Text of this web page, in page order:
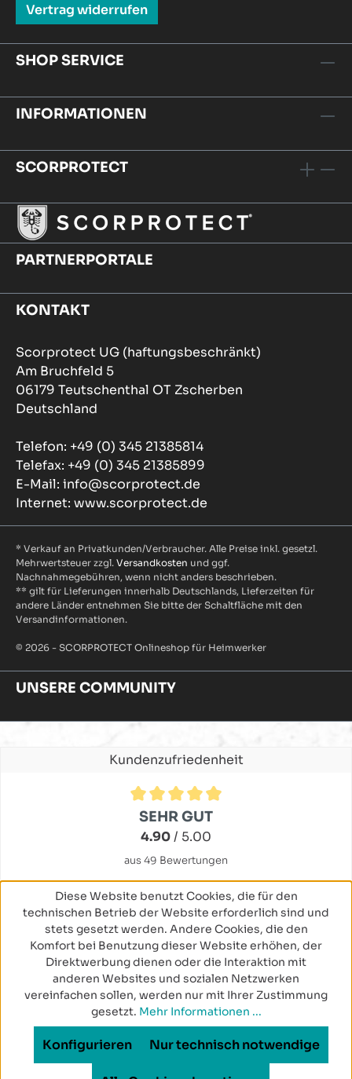
Vertrag widerrufen
SHOP SERVICE
INFORMATIONEN
SCORPROTECT
PARTNERPORTALE
KONTAKT
Scorprotect UG (haftungsbeschränkt)
Am Bruchfeld 5
06179 Teutschenthal OT Zscherben
Deutschland
Telefon: +49 (0) 345 21385814
Telefax: +49 (0) 345 21385899
E-Mail: info@scorprotect.de
Internet: www.scorprotect.de
* Verkauf an Privatkunden/Verbraucher. Alle Preise inkl. gesetzl.
Mehrwertsteuer zzgl. Versandkosten und ggf.
Nachnahmegebühren, wenn nicht anders beschrieben.
** gilt für Lieferungen innerhalb Deutschlands, Lieferzeiten für
andere Länder entnehmen Sie bitte der Schaltfläche mit den
Versandinformationen.
© 2026 - SCORPROTECT Onlineshop für Heimwerker
UNSERE COMMUNITY
Kundenzufriedenheit
Durchschnittliche Bewertung von 4.9 von 5 Sternen
SEHR GUT
4.90/ 5.00
aus 49 Bewertungen
Diese Website benutzt Cookies, die für den
technischen Betrieb der Website erforderlich sind und
stets gesetzt werden. Andere Cookies, die den
Komfort bei Benutzung dieser Website erhöhen, der
Direktwerbung dienen oder die Interaktion mit
anderen Websites und sozialen Netzwerken
vereinfachen sollen, werden nur mit Ihrer Zustimmung
gesetzt. Mehr Informationen ...
Nur technisch notwendige
Konfigurieren